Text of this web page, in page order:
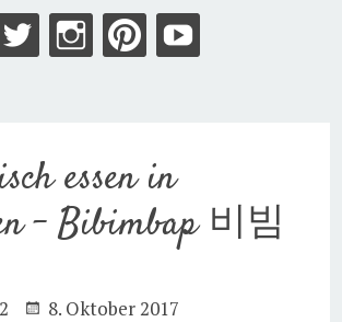
essen in
– Bibimbap 비빔
2 8. Oktober 2017